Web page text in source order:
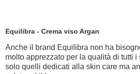
Equilibra - Crema viso Argan
Anche il brand Equilibra non ha
molto apprezzato per la qualità di tutti i
solo quelli dedicati alla skin care ma